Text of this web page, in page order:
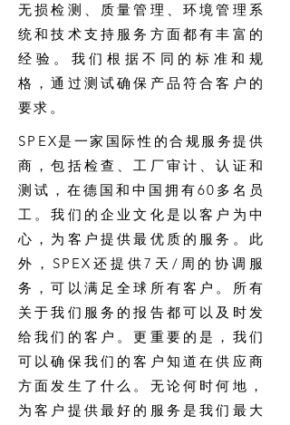
无损检测、质量管理、环境管理系
统和技术支持服务方面都有丰富的
经验。我们根据不同的标准和规
格，通过测试确保产品符合客户的
要求。
SPEX是一家国际性的合规服务提供
商，包括检查、工厂审计、认证和
测试，在德国和中国拥有60多名员
工。我们的企业文化是以客户为中
心，为客户提供最优质的服务。此
外，SPEX还提供7天/周的协调服
务，可以满足全球所有客户。所有
关于我们服务的报告都可以及时发
给我们的客户。更重要的是，我们
可以确保我们的客户知道在供应商
方面发生了什么。无论何时何地，
为客户提供最好的服务是我们最大